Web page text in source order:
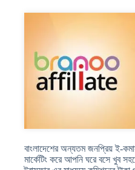
বাংলাদেশের অন্যতম জনপ্রিয় ই-
মার্কেটিং করে আপনি ঘরে বসে খুব